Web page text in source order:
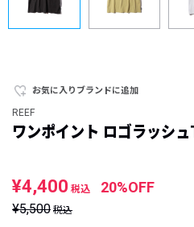
お気に入りブランドに追加
REEF
ワンポイント ロゴラッシュ
¥4,400 税込 20%OFF
¥5,500 税込